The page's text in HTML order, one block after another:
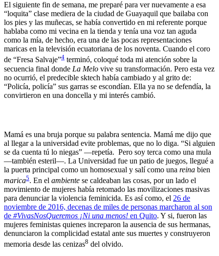
El siguiente fin de semana, me preparé para ver nuevamente a esa
“loquita” clase mediera de la ciudad de Guayaquil que bailaba con
los pies y las muñecas, se había convertido en mi referente porque
hablaba como mi vecina en la tienda y tenía una voz tan aguda
como la mía, de hecho, era una de las pocas representaciones
maricas en la televisión ecuatoriana de los noventa. Cuando el coro
de “Fresa Salvaje”4 terminó, coloqué toda mi atención sobre la
secuencia final donde La Melo vive su transformación. Pero esta vez
no ocurrió, el predecible sktech había cambiado y al grito de:
“Policía, policía” sus garras se escondían. Ella ya no se defendía, la
convirtieron en una doncella y mi interés cambió.
Mamá es una bruja porque su palabra sentencia. Mamá me dijo que
al llegar a la universidad evite problemas, que no lo diga. “Si alguien
se da cuenta tú lo niegas” —repetía. Pero soy terca como una mula
—también esteril—. La Universidad fue un patio de juegos, llegué a
la puerta principal como un homosexual y salí como una reina bien
marica5. En el ambiente se caldeaban las cosas, por un lado el
movimiento de mujeres había retomado las movilizaciones masivas
para denunciar la violencia feminicida. Es así como, el 26 de
noviembre de 2016, decenas de miles de personas marcharon al son
de #VivasNosQueremos ¡Ni una menos! en Quito. Y si, fueron las
mujeres feministas quienes increparon la ausencia de sus hermanas,
denunciaron la complicidad estatal ante sus muertes y construyeron
memoria desde las cenizas8 del olvido.